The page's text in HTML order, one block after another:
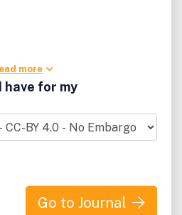
more
have for my
Go to Journal